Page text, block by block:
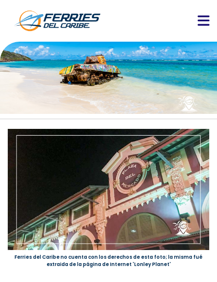
Ferries del Caribe no cuenta con los derechos de esta foto; la misma fué
extraida de la página de Internet 'Lonley Planet'